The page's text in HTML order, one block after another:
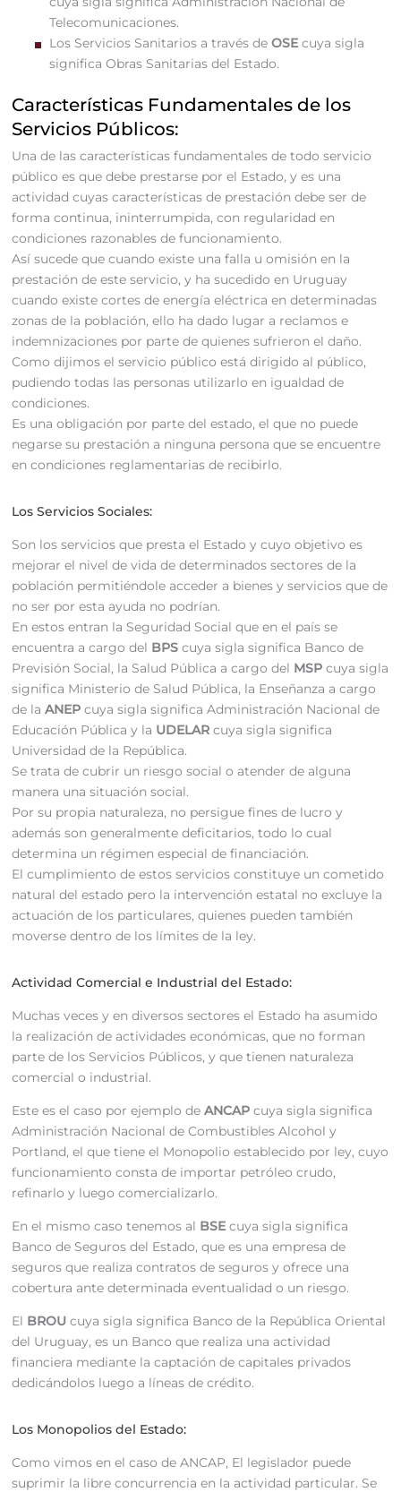
Telecomunicaciones.
Los Servicios Sanitarios a través de OSE cuya sigla
significa Obras Sanitarias del Estado.
Características Fundamentales de los
Servicios Públicos:
Una de las características fundamentales de todo servicio
público es que debe prestarse por el Estado, y es una
actividad cuyas características de prestación debe ser de
forma continua, ininterrumpida, con regularidad en
condiciones razonables de funcionamiento.
Así sucede que cuando existe una falla u omisión en la
prestación de este servicio, y ha sucedido en Uruguay
cuando existe cortes de energía eléctrica en determinadas
zonas de la población, ello ha dado lugar a reclamos e
indemnizaciones por parte de quienes sufrieron el daño.
Como dijimos el servicio público está dirigido al público,
pudiendo todas las personas utilizarlo en igualdad de
condiciones.
Es una obligación por parte del estado, el que no puede
negarse su prestación a ninguna persona que se encuentre
en condiciones reglamentarias de recibirlo.
Los Servicios Sociales:
Son los servicios que presta el Estado y cuyo objetivo es
mejorar el nivel de vida de determinados sectores de la
población permitiéndole acceder a bienes y servicios que de
no ser por esta ayuda no podrían.
En estos entran la Seguridad Social que en el país se
encuentra a cargo del BPScuya sigla significa Banco de
Previsión Social, la Salud Pública a cargo del MSP cuya sigla
significa Ministerio de Salud Pública, la Enseñanza a cargo
de la ANEP cuya sigla significa Administración Nacional de
Educación Pública y la UDELARcuya sigla significa
Universidad de la República.
Se trata de cubrir un riesgo social o atender de alguna
manera una situación social.
Por su propia naturaleza, no persigue fines de lucro y
además son generalmente deficitarios, todo lo cual
determina un régimen especial de financiación.
El cumplimiento de estos servicios constituye un cometido
natural del estado pero la intervención estatal no excluye la
actuación de los particulares, quienes pueden también
moverse dentro de los límites de la ley.
Actividad Comercial e Industrial del Estado:
Muchas veces y en diversos sectores el Estado ha asumido
la realización de actividades económicas, que no forman
parte de los Servicios Públicos, y que tienen naturaleza
comercial o industrial.
Este es el caso por ejemplo de ANCAP cuya sigla significa
Administración Nacional de Combustibles Alcohol y
Portland, el que tiene el Monopolio establecido por ley, cuyo
funcionamiento consta de importar petróleo crudo,
refinarlo y luego comercializarlo.
En el mismo caso tenemos al BSE cuya sigla significa
Banco de Seguros del Estado, que es una empresa de
seguros que realiza contratos de seguros y ofrece una
cobertura ante determinada eventualidad o un riesgo.
El BROUcuya sigla significa Banco de la República Oriental
del Uruguay, es un Banco que realiza una actividad
financiera mediante la captación de capitales privados
dedicándolos luego a líneas de crédito.
Los Monopolios del Estado:
Como vimos en el caso de ANCAP, El legislador puede
suprimir la libre concurrencia en la actividad particular. Se